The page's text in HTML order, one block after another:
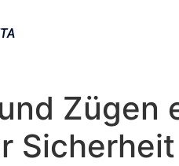
Zügen
Sicherheit